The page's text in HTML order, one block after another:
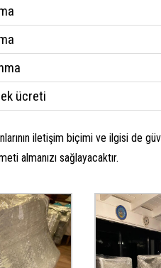
ücreti
iletişim biçimi ve ilgisi de
almanızı sağlayacaktır.